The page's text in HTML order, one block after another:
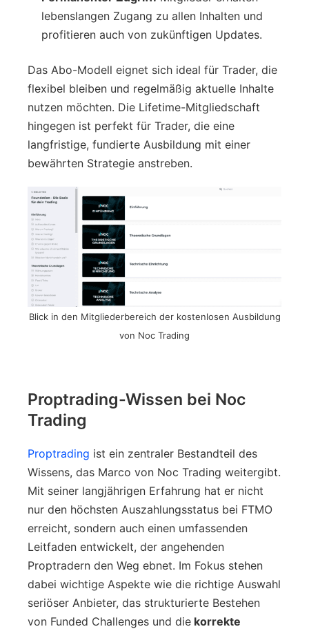
lebenslangen Zugang zu allen Inhalten und
profitieren auch von zukünftigen Updates.
Das Abo-Modell eignet sich ideal für Trader, die
flexibel bleiben und regelmäßig aktuelle Inhalte
nutzen möchten. Die Lifetime-Mitgliedschaft
hingegen ist perfekt für Trader, die eine
langfristige, fundierte Ausbildung mit einer
bewährten Strategie anstreben.
Blick in den Mitgliederbereich der kostenlosen Ausbildung
von Noc Trading
Proptrading-Wissen bei Noc
Trading
Proptrading ist ein zentraler Bestandteil des
Wissens, das Marco von Noc Trading weitergibt.
Mit seiner langjährigen Erfahrung hat er nicht
nur den höchsten Auszahlungsstatus bei FTMO
erreicht, sondern auch einen umfassenden
Leitfaden entwickelt, der angehenden
Proptradern den Weg ebnet. Im Fokus stehen
dabei wichtige Aspekte wie die richtige Auswahl
seriöser Anbieter, das strukturierte Bestehen
von Funded Challenges und die korrekte